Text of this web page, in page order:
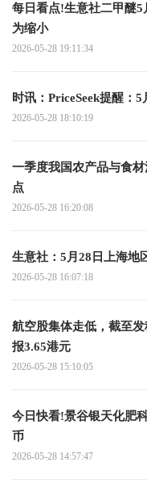
每日看点!生意社二甲醚5
为缩小
2026-05-28 19:11:34
时讯：PriceSeek提醒：
2026-05-28 18:10:19
一季度我国农产品与食
点
2026-05-28 16:20:08
生意社：5月28日上海地
2026-05-28 16:07:18
航空股集体走低，截至
报3.65港元
2026-05-28 15:10:05
今日快看!景谷银天化肥
币
2026-05-28 14:57:47